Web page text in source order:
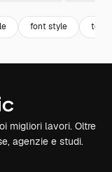
font style testo
migliori lavori. Oltre
agenzie e studi.